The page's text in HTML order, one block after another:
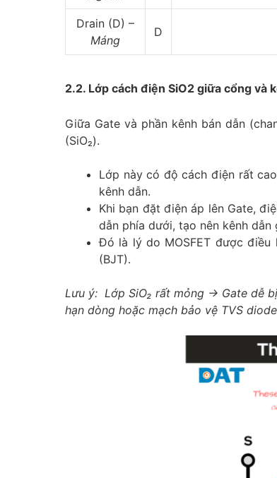
Drain (D) –
Máng
D
2.2. Lớp cách điện SiO2 giữa cổng và
Giữa Gate và phần kênh bán dẫn
(SiO₂).
Lớp này có độ cách điện rất
kênh dẫn.
Khi bạn đặt điện áp lên Gate,
dẫn phía dưới, tạo nên kênh dẫn
Đó là lý do MOSFET được điều
(BJT).
Lưu ý: Lớp SiO₂ rất mỏng → Gate dễ
hạn dòng hoặc mạch bảo vệ TVS